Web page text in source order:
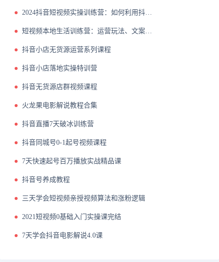
2024抖音短视频实操训练营：如何利用抖音盈利，详细运营课（17节视频课）
短视频本地生活训练营：运营玩法、文案创作、实操探店
抖音小店无货源运营系列课程
抖音小店落地实操特训营
抖音无货源店群视频课程
火龙果电影解说教程合集
抖音直播7天破冰训练营
抖音同城号0-1起号视频课程
7天快速起号百万播放实战精品课
抖音号养成教程
三天学会短视频亲授视频算法和涨粉逻辑
2021短视频0基础入门实操课完结
7天学会抖音电影解说4.0课